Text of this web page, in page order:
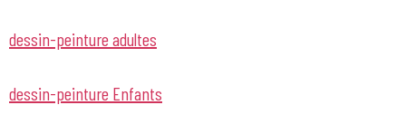
dessin-peinture adultes
dessin-peinture Enfants